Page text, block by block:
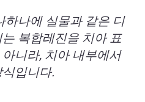
하나에 실물과 같은 디
복합레진을 치아 표
니라, 치아 내부에서
입니다.